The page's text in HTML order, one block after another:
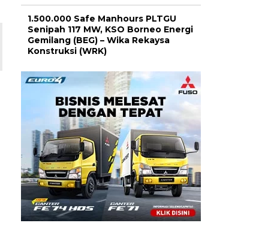
1.500.000 Safe Manhours PLTGU
Senipah 117 MW, KSO Borneo Energi
Gemilang (BEG) – Wika Rekaysa
Konstruksi (WRK)